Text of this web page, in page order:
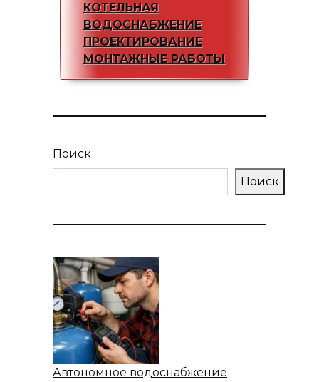
КОТЕЛЬНАЯ
ВОДОСНАБЖЕНИЕ
ПРОЕКТИРОВАНИЕ
МОНТАЖНЫЕ РАБОТЫ
Поиск
Поиск
Автономное водоснабжение